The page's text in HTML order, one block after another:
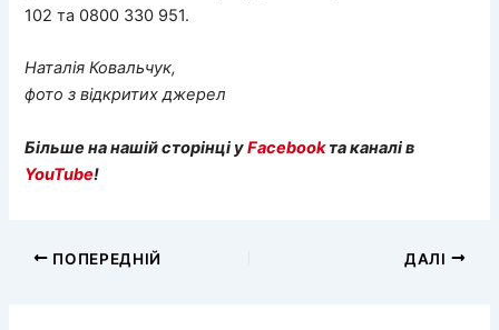
102 та 0800 330 951.
Наталія Ковальчук,
фото з відкритих джерел
Більше на нашій сторінці уFacebookта каналі в
YouTube!
ПОПЕРЕДНІЙ ДАЛІ